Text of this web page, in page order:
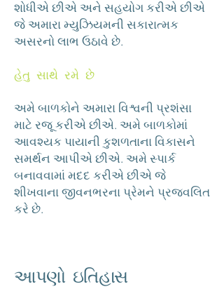
શોધીએ છીએ અને સહયોગ કરીએ છીએ
જે અમારા મ્યુઝિયમની સકારાત્મક
અસરનો લાભ ઉઠાવે છે.
હેતુ સાથે રમે છે
અમે બાળકોને અમારા વિશ્વની પ્રશંસા
માટે રજૂ કરીએ છીએ. અમે બાળકોમાં
આવશ્યક પાયાની કુશળતાના વિકાસને
સમર્થન આપીએ છીએ. અમે સ્પાર્ક
બનાવવામાં મદદ કરીએ છીએ જે
શીખવાના જીવનભરના પ્રેમને પ્રજ્વલિત
કરે છે.
આપણો ઇતિહાસ